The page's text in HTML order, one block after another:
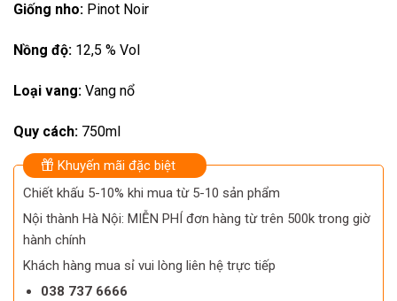
Giống nho: Pinot Noir
Nồng độ: 12,5 % Vol
Loại vang: Vang nổ
Quy cách: 750ml
Khuyến mãi đặc biệt
Chiết khấu 5-10% khi mua từ 5-10 sản phẩm
Nội thành Hà Nội: MIỄN PHÍ đơn hàng từ trên 500k trong giờ
hành chính
Khách hàng mua sỉ vui lòng liên hệ trực tiếp
038 737 6666